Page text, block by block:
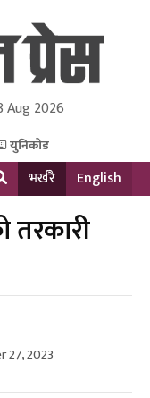
Pvt Ltd.
Aug 2026
युनिकोड
भर्खरै English
27, 2023